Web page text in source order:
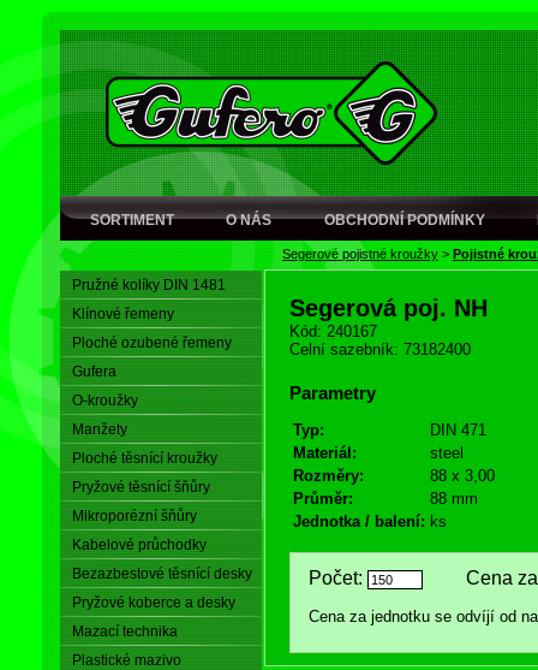
SORTIMENT O NÁS OBCHODNÍ PODMÍNKY
Segerové pojistné kroužky > Pojistné
Pružné kolíky DIN 1481
Klínové řemeny
Ploché ozubené řemeny
Gufera
O-kroužky
Manžety
Ploché těsnící kroužky
Pryžové těsnící šňůry
Mikroporézní šňůry
Kabelové průchodky
Bezazbestové těsnící desky
Pryžové koberce a desky
Mazací technika
Plastické mazivo
Segerová poj. NH
Kód: 240167
Celní sazebník: 73182400
Parametry
Typ:
DIN 471
Materiál:
steel
Rozměry:
88 x 3,00
Průměr:
88 mm
Jednotka / balení: ks
Počet: Cena za
Cena za jednotku se odvíjí od